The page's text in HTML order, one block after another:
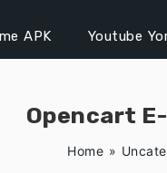
APK Youtube
Opencart
Home »